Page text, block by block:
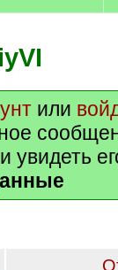
или
увидеть